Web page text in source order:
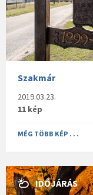
Szakmár
2019.03.23.
11 kép
MÉG TÖBB KÉP . . .
IDŐJÁRÁS